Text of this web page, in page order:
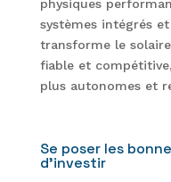
physiques
systèmes intégrés
transforme le
fiable et
plus autonomes et
Se poser les
d’investir